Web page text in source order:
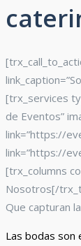
[trx_services
de Eventos”
link=”https://
link=”https://
[trx_columns
Nosotros[/
Que capturan
Las bodas son